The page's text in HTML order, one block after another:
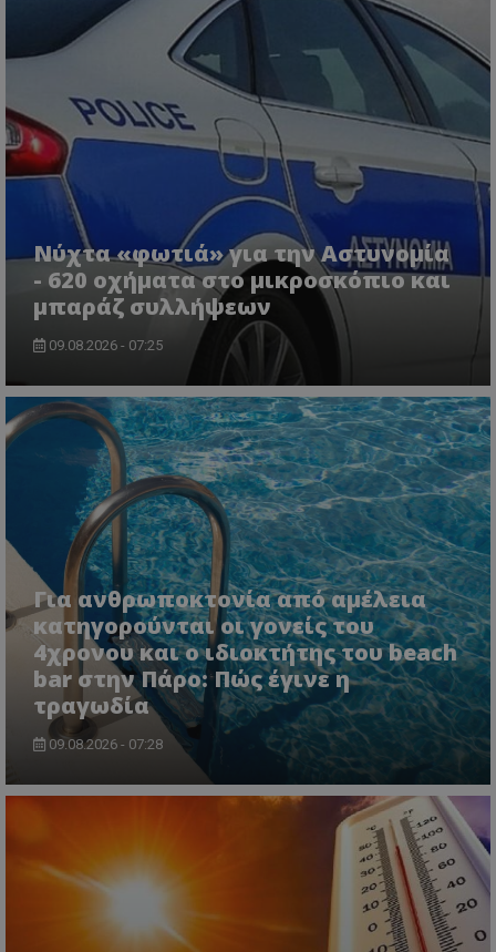
Νύχτα «φωτιά» για την Αστυνομία
- 620 οχήματα στο μικροσκόπιο και
μπαράζ συλλήψεων
09.08.2026 - 07:25
Για ανθρωποκτονία από αμέλεια
κατηγορούνται οι γονείς του
4χρονου και ο ιδιοκτήτης του beach
bar στην Πάρο: Πώς έγινε η
τραγωδία
09.08.2026 - 07:28